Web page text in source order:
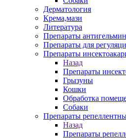
Дерматология
Крема,мази
Литература
Препараты
Препараты для
Препараты
Назад
Препараты
Грызуны
Кошки
Обработка
Собаки
Препараты
Назад
Препараты